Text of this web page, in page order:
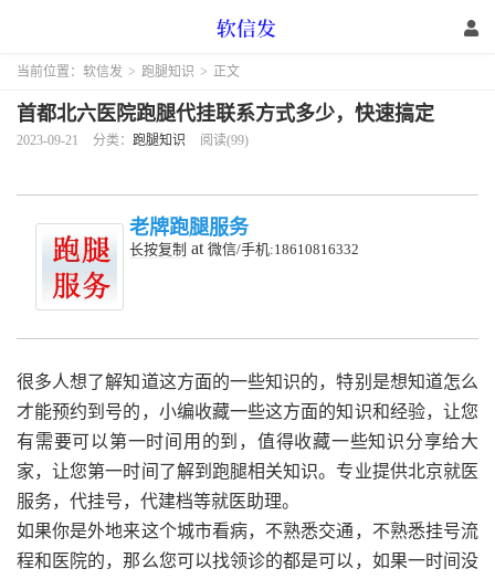
当前位置： 软信发 > 跑腿知识 > 正文
首都北六医院跑腿代挂联系方式多少，快速搞定
2023-09-21 分类： 跑腿知识 阅读(99)
老牌跑腿服务
长按复制 at 微信/手机:18610816332
很多人想了解知道这方面的一些知识的，特别是想知道怎么
才能预约到号的，小编收藏一些这方面的知识和经验，让您
有需要可以第一时间用的到，值得收藏一些知识分享给大
家，让您第一时间了解到跑腿相关知识。专业提供北京就医
服务，代挂号，代建档等就医助理。
如果你是外地来这个城市看病，不熟悉交通，不熟悉挂号流
程和医院的，那么您可以找领诊的都是可以，如果一时间没